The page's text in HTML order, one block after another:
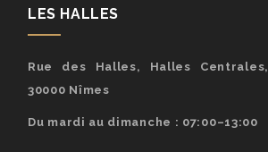
LES HALLES
Rue des Halles, Halles Centrales,
30000 Nîmes
Du mardi au dimanche : 07:00–13:00